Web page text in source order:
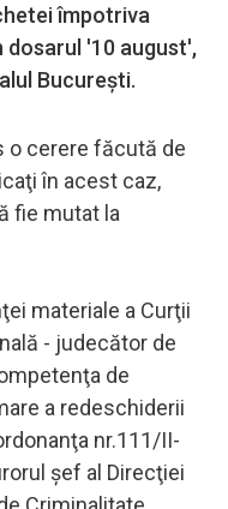
împotriva
'10 august',
Bucureşti.
o cerere făcută de
în acest caz,
fie mutat la
materiale a Curţii
- judecător de
de
a redeschiderii
nr.111/II-
şef al Direcţiei